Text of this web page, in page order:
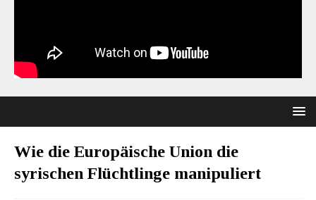
Wie die Europäische Union die
syrischen Flüchtlinge manipuliert